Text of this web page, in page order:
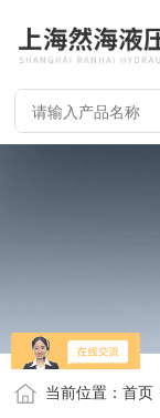
当前位置：首页